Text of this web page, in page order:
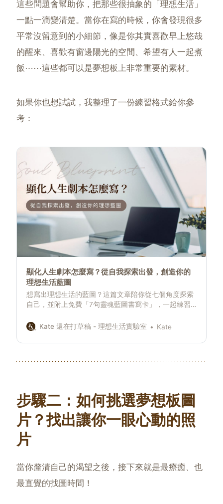
這些問題會幫助你，把那些很抽象的「理想生活」
一點一滴變清楚。當你在寫的時候，你會發現很多
平常沒留意到的小細節，像是你其實喜歡早上悠哉
的醒來、喜歡有窗邊陽光的空間、希望有人一起煮
飯⋯⋯這些都可以是夢想板上非常重要的素材。
如果你也想試試，我整理了一份練習格式給你參
考：
顯化人生劇本怎麼寫？從自我探索出發，創造你的
理想生活藍圖
想寫出理想生活的藍圖？這篇文章陪你從七個角度探索
自己，並附上免費「7句靈魂藍圖書寫卡」，一起練習
Kate 還在打草稿 - 理想生活實驗室
Kate
步驟二： 如何挑選夢想板圖
片？找出讓你一眼心動的照
片
當你釐清自己的渴望之後，接下來就是最療癒、也
最直覺的找圖時間！